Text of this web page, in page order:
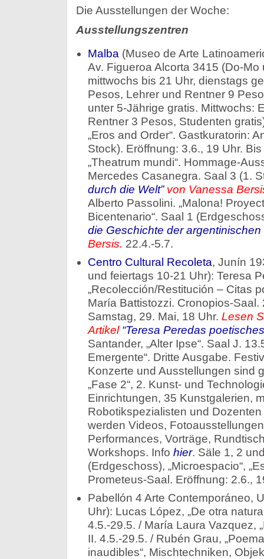
Die Ausstellungen der Woche:
Ausstellungszentren
Malba (Museo de Arte
Av. Figueroa Alcorta 3415 (Do-
mittwochs bis 21 Uhr, dienstags
Pesos, Lehrer und Rentner 9
unter 5-Jährige gratis. Mittwochs:
Rentner 3 Pesos, Studenten
„Eros and Order“. Gastkuratorin:
Stock). Eröffnung: 3.6., 19 Uhr.
„Theatrum mundi“. Hommage-
Mercedes Casanegra. Saal 3 (1.
durch die Welt”von Vanessa
Alberto Passolini. „Malona!
Bicentenario“. Saal 1
die Geschichte der argentinischen
Bersis. 22.4.-5.7.
Centro Cultural Recoleta, Junín
und feiertags 10-21 Uhr): Teresa
„Recolección/Restitución – Citas
María Battistozzi. Cronopios-
Samstag, 29. Mai, 18 Uhr. Lesen
Artikel “Teresa Peredas
Santander, „Alter Ipse“. Saal J.
Emergente“. Dritte Ausgabe.
Konzerte und Ausstellungen sind
„Fase 2“, 2. Kunst- und
Einrichtungen, 35 Kunstgalerien,
Robotikspezialisten und
werden Videos,
Performances, Vorträge,
Workshops. Info hier. Säle 1, 2
(Erdgeschoss), „Microespacio“,
Prometeus-Saal. Eröffnung: 2.6.,
Pabellón 4 Arte Contemporáneo,
Uhr): Lucas López, „De otra
4.5.-29.5. / María Laura Vazquez,
II. 4.5.-29.5. / Rubén Grau,
inaudibles“, Mischtechniken,